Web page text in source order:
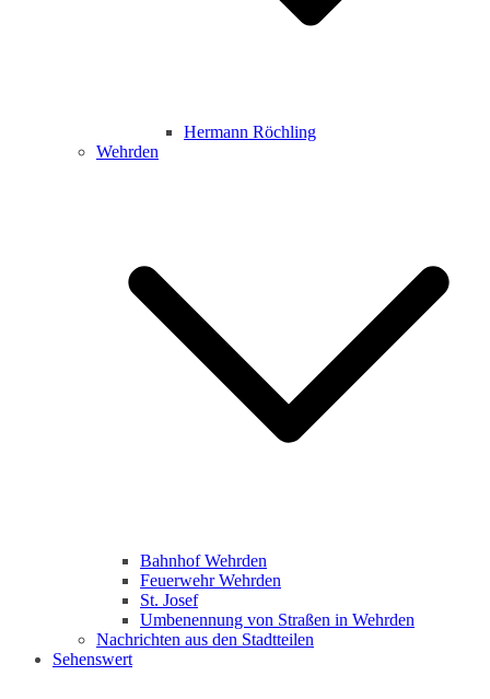
Hermann Röchling
Wehrden
Bahnhof Wehrden
Feuerwehr Wehrden
St. Josef
Umbenennung von Straßen in Wehrden
Nachrichten aus den Stadtteilen
Sehenswert